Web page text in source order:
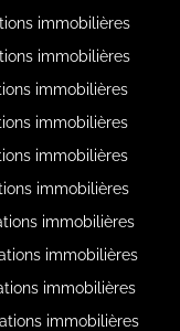
immobilières
immobilières
immobilières
immobilières
immobilières
immobilières
immobilières
immobilières
immobilières
immobilières